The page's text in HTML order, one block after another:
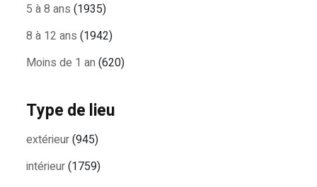
5 à 8 ans (1935)
8 à 12 ans (1942)
Moins de 1 an (620)
Type de lieu
extérieur(945)
intérieur(1759)